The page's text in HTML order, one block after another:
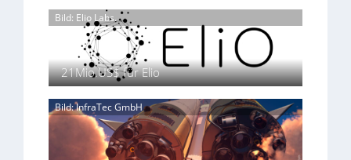
0
2
6
c
h
a
n
S
e
r
e
a
r
ä
e
n
i
n
E
M
m
e
p
a
g
e
‚
H
y
p
e
Bild: Elio Labs.
21Mio.US$ für Elio
Bild: InfraTec GmbH